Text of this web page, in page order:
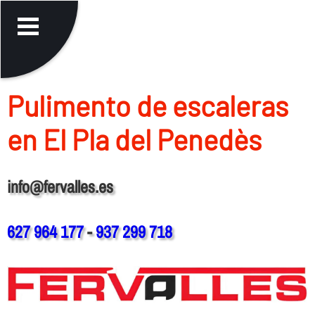
Pulimento de escaleras
en El Pla del Penedès
info@fervalles.es
627 964 177-937 299 718